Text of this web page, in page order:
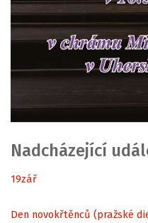
Nadcházející
19zář
Den novokřtěnců (pražské